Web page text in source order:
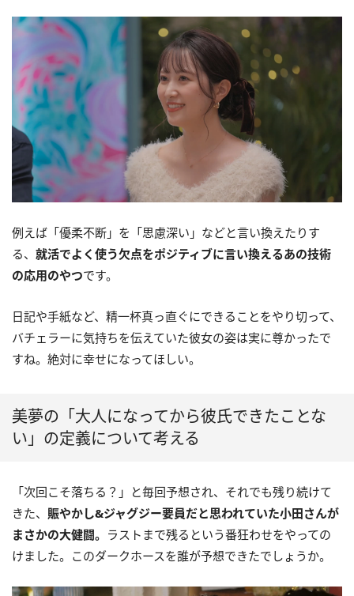
例えば「優柔不断」を「思慮深い」などと言い換えたりす
る、 就活でよく使う欠点をポジティブに言い換えるあの技術
の応用のやつです。
日記や手紙など、精一杯真っ直ぐにできることをやり切って、
バチェラーに気持ちを伝えていた彼女の姿は実に尊かったで
すね。絶対に幸せになってほしい。
美夢の「大人になってから彼氏できたことな
い」の定義について考える
「次回こそ落ちる？」と毎回予想され、それでも残り続けて
きた、 賑やかし&ジャグジー要員だと思われていた小田さんが
まさかの大健闘。 ラストまで残るという番狂わせをやっての
けました。このダークホースを誰が予想できたでしょうか。